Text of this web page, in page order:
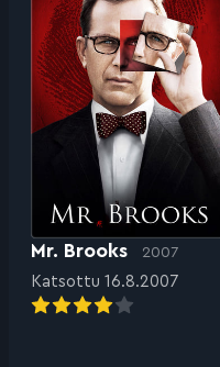
Mr. Brooks 2007
Katsottu 16.8.2007